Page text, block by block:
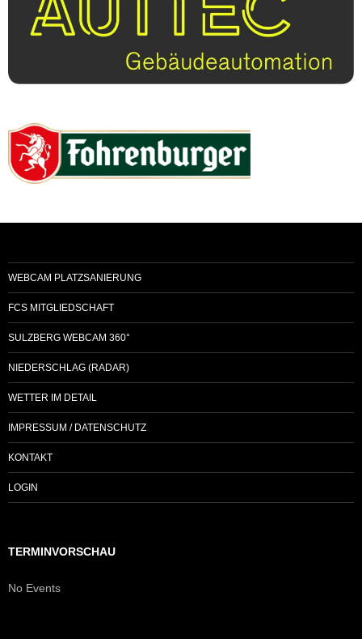
WEBCAM PLATZSANIERUNG
FCS MITGLIEDSCHAFT
SULZBERG WEBCAM 360°
NIEDERSCHLAG (RADAR)
WETTER IM DETAIL
IMPRESSUM / DATENSCHUTZ
KONTAKT
LOGIN
TERMINVORSCHAU
No Events